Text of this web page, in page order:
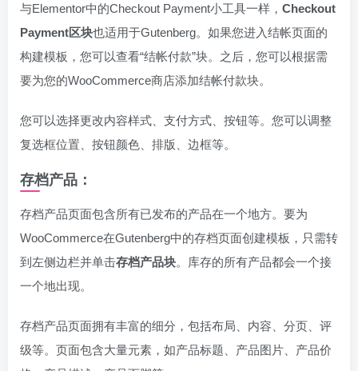
与Elementor中的Checkout Payment小工具一样， Checkout
Payment区块也适用于Gutenberg。如果您进入结帐页面的
构建模板，您可以查看“结帐付款”块。之后，您可以根据需
要为您的WooCommerce商店添加结帐付款块。
您可以选择更改内容样式、支付方式、按钮等。您可以调整
复选框位置、按钮颜色、排版、边框等。
存档产品：
存档产品页面包含所有已发布的产品在一个地方。要为
WooCommerce在Gutenberg中的存档页面创建模板，只需转
到左侧边栏并单击存档产品块。库存的所有产品都会一个接
一个地出现。
存档产品页面拥有丰富的细分，包括布局、内容、分页、评
级等。页面包含大量元素，如产品标题、产品图片、产品价